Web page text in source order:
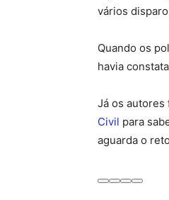
vários
Quando os
havia
Já os autores
Civil para
aguarda o